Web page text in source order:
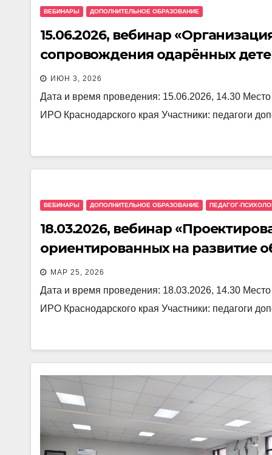
ВЕБИНАРЫ ДОПОЛНИТЕЛЬНОЕ ОБРАЗОВАНИЕ
15.06.2026, вебинар
сопровождения одарённых
организациях»
ИЮН 3, 2026
Дата и время проведения: 15.06.2026, 14.30
ИРО Краснодарского края Участники: педагоги
ВЕБИНАРЫ ДОПОЛНИТЕЛЬНОЕ ОБРАЗОВАНИЕ ПЕДАГОГ-
18.03.2026, вебинар
ориентированных на развитие
самостоятельности
среднего общего образования»
МАР 25, 2026
Дата и время проведения: 18.03.2026, 14.30
ИРО Краснодарского края Участники: педагоги